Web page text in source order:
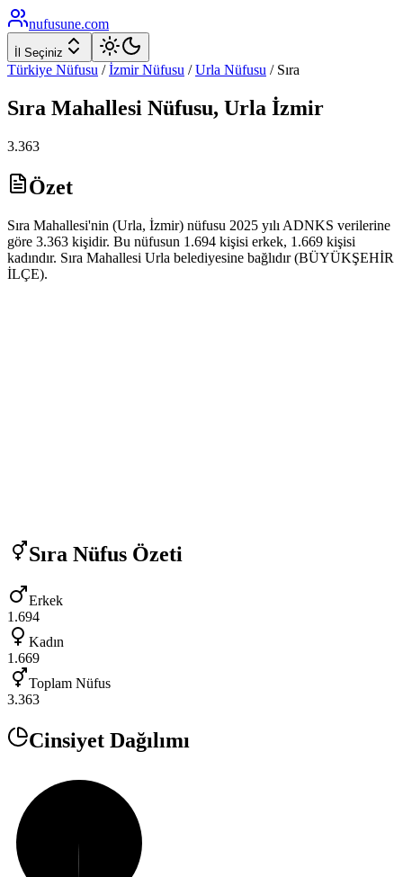
nufusune.com
İl Seçiniz
Türkiye Nüfusu / İzmirNüfusu / Urla Nüfusu / Sıra
Sıra Mahallesi Nüfusu, Urla İzmir
3.363
Özet
Sıra Mahallesi'nin (Urla, İzmir) nüfusu 2025 yılı ADNKS verilerine
göre 3.363 kişidir. Bu nüfusun 1.694 kişisi erkek, 1.669 kişisi
kadındır. Sıra Mahallesi Urla belediyesine bağlıdır (BÜYÜKŞEHİR
İLÇE).
Sıra Nüfus Özeti
Erkek
1.694
Kadın
1.669
Toplam Nüfus
3.363
Cinsiyet Dağılımı